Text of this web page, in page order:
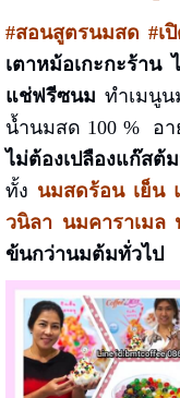
#สอนสูตรนมสด #เ
เตาหม้อเกะกะร้าน
แช่ฟรีซนม ทำเมนู
น้ำนมสด 100 % อ
ไม่ต้องเปลืองแก๊สต้
ทั้ง นมสดร้อน เย็น
วนิลา นมคาราเมล
ข้นกว่านมต้มทั่วไป